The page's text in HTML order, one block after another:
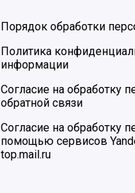
Порядок обработки
Политика
информации
Согласие на обработку
обратной связи
Согласие на обработку
помощью сервисов
top.mail.ru